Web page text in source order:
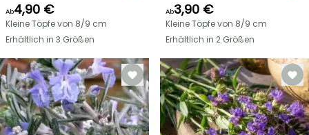
Ab4,90 €
Kleine Töpfe von 8/9 cm
Erhältlich in 3 Größen
Ab3,90 €
Kleine Töpfe von 8/9 cm
Erhältlich in 2 Größen